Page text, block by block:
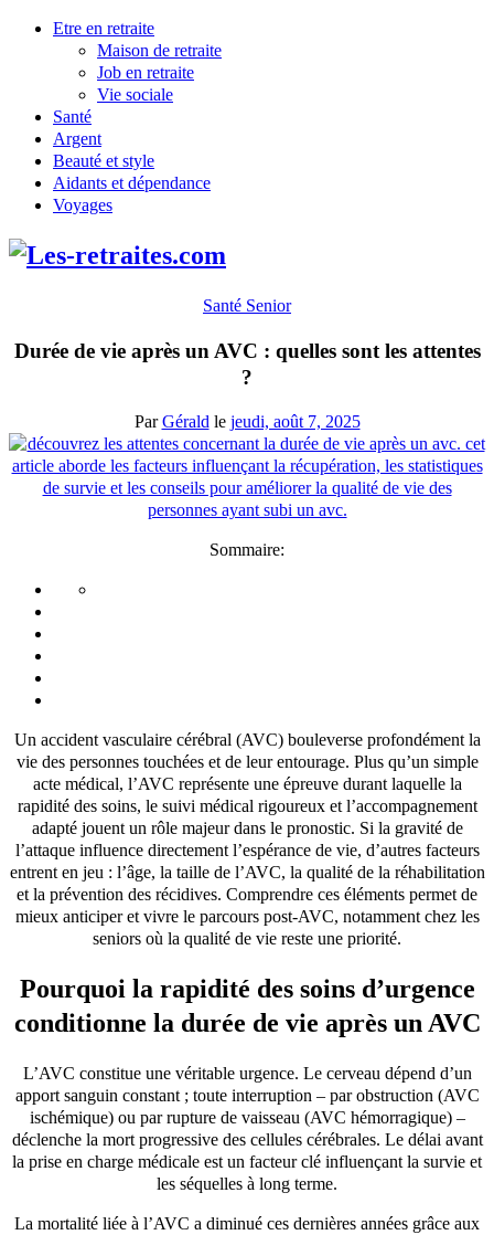
Etre en retraite
Maison de retraite
Job en retraite
Vie sociale
Santé
Argent
Beauté et style
Aidants et dépendance
Voyages
Santé Senior
Durée de vie après un AVC : quelles sont les attentes
?
ParGérald le jeudi, août 7, 2025
Sommaire:
Un accident vasculaire cérébral (AVC) bouleverse profondément la
vie des personnes touchées et de leur entourage. Plus qu’un simple
acte médical, l’AVC représente une épreuve durant laquelle la
rapidité des soins, le suivi médical rigoureux et l’accompagnement
adapté jouent un rôle majeur dans le pronostic. Si la gravité de
l’attaque influence directement l’espérance de vie, d’autres facteurs
entrent en jeu : l’âge, la taille de l’AVC, la qualité de la réhabilitation
et la prévention des récidives. Comprendre ces éléments permet de
mieux anticiper et vivre le parcours post-AVC, notamment chez les
seniors où la qualité de vie reste une priorité.
Pourquoi la rapidité des soins d’urgence
conditionne la durée de vie après un AVC
L’AVC constitue une véritable urgence. Le cerveau dépend d’un
apport sanguin constant ; toute interruption – par obstruction (AVC
ischémique) ou par rupture de vaisseau (AVC hémorragique) –
déclenche la mort progressive des cellules cérébrales. Le délai avant
la prise en charge médicale est un facteur clé influençant la survie et
les séquelles à long terme.
La mortalité liée à l’AVC a diminué ces dernières années grâce aux